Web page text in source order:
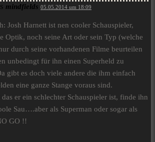
mindfields 05.05.2014 um 18:09
Josh Harnett ist nen cooler Schauspieler,
Optik, noch seine Art oder sein Typ (welche
durch seine vorhandenen Filme beurteilen
unbedingt für ihn einen Superheld zu
gibt es doch viele andere die ihm einfach
eine ganze Stange voraus sind.
er ein schlechter Schauspieler ist, finde ihn
Sau….aber als Superman oder sogar als
GO !!